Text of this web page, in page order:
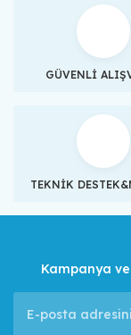
GÜVENLİ
TEKNİK
Kampanya